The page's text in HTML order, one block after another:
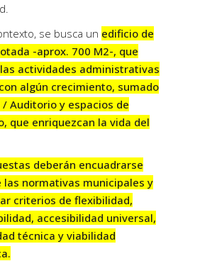
se busca un edificio de
-aprox. 700 M2-, que
actividades administrativas
algún crecimiento, sumado
/ Auditorio y espacios de
que enriquezcan la vida del
deberán encuadrarse
las normativas municipales y
criterios de flexibilidad,
accesibilidad universal,
técnica y viabilidad